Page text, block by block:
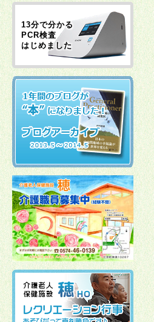
13分で分かる
PCR検査
はじめました